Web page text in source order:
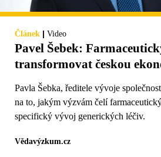
Článek | Video
Pavel Šebek:
transformovat českou
Pavla Šebka, ředitele vývoje
na to, jakým výzvám čelí
specifický vývoj generických léčiv.
Vědavýzkum.cz